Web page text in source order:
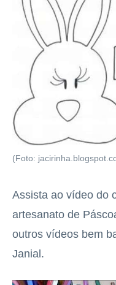
(Foto:
Assista ao vídeo do
artesanato de
outros vídeos bem
Janial.